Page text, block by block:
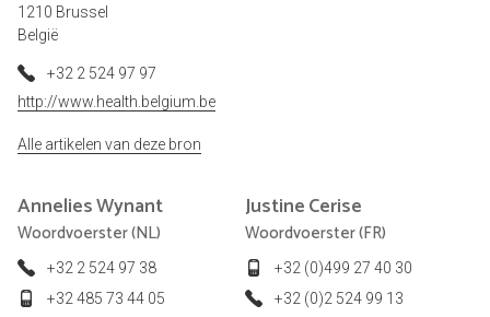
1210 Brussel
België
+32 2 524 97 97
http://www.health.belgium.be
Alle artikelen van deze bron
AnneliesWynant
Woordvoerster (NL)
+32 2 524 97 38
+32 485 73 44 05
JustineCerise
Woordvoerster (FR)
+32 (0)499 27 40 30
+32 (0)2 524 99 13